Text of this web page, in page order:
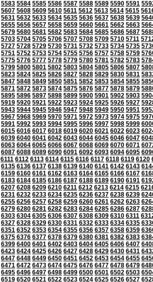
5583 5584 5585 5586 5587 5588 5589 5590 5591
5607 5608 5609 5610 5611 5612 5613 5614 5615
5631 5632 5633 5634 5635 5636 5637 5638 5639
5655 5656 5657 5658 5659 5660 5661 5662 5663
5679 5680 5681 5682 5683 5684 5685 5686 5687
5703 5704 5705 5706 5707 5708 5709 5710 5711
5727 5728 5729 5730 5731 5732 5733 5734 5735
5751 5752 5753 5754 5755 5756 5757 5758 5759
5775 5776 5777 5778 5779 5780 5781 5782 5783
5799 5800 5801 5802 5803 5804 5805 5806 5807
5823 5824 5825 5826 5827 5828 5829 5830 5831
5847 5848 5849 5850 5851 5852 5853 5854 5855
5871 5872 5873 5874 5875 5876 5877 5878 5879
5895 5896 5897 5898 5899 5900 5901 5902 5903
5919 5920 5921 5922 5923 5924 5925 5926 5927
5943 5944 5945 5946 5947 5948 5949 5950 5951
5967 5968 5969 5970 5971 5972 5973 5974 5975
5991 5992 5993 5994 5995 5996 5997 5998 5999
6015 6016 6017 6018 6019 6020 6021 6022 6023
6039 6040 6041 6042 6043 6044 6045 6046 6047
6063 6064 6065 6066 6067 6068 6069 6070 6071
6087 6088 6089 6090 6091 6092 6093 6094 6095
6111 6112 6113 6114 6115 6116 6117 6118 6119 6120
6135 6136 6137 6138 6139 6140 6141 6142 6143
6159 6160 6161 6162 6163 6164 6165 6166 6167
6183 6184 6185 6186 6187 6188 6189 6190 6191
6207 6208 6209 6210 6211 6212 6213 6214 6215
6231 6232 6233 6234 6235 6236 6237 6238 6239
6255 6256 6257 6258 6259 6260 6261 6262 6263
6279 6280 6281 6282 6283 6284 6285 6286 6287
6303 6304 6305 6306 6307 6308 6309 6310 6311
6327 6328 6329 6330 6331 6332 6333 6334 6335
6351 6352 6353 6354 6355 6356 6357 6358 6359
6375 6376 6377 6378 6379 6380 6381 6382 6383
6399 6400 6401 6402 6403 6404 6405 6406 6407
6423 6424 6425 6426 6427 6428 6429 6430 6431
6447 6448 6449 6450 6451 6452 6453 6454 6455
6471 6472 6473 6474 6475 6476 6477 6478 6479
6495 6496 6497 6498 6499 6500 6501 6502 6503
6519 6520 6521 6522 6523 6524 6525 6526 6527